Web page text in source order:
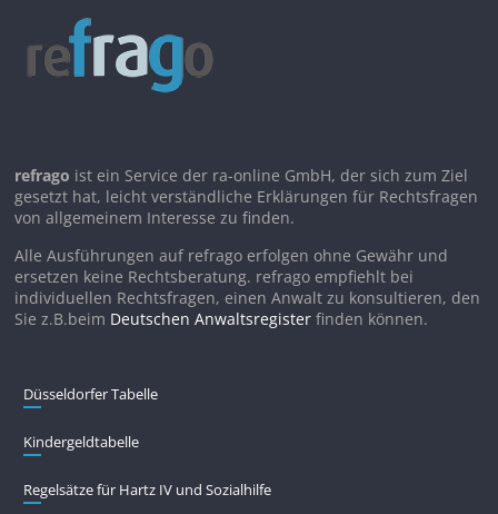
refrago ist ein Service der ra-online GmbH, der sich zum Ziel
gesetzt hat, leicht verständliche Erklärungen für Rechtsfragen
von allgemeinem Interesse zu finden.
Alle Ausführungen auf refrago erfolgen ohne Gewähr und
ersetzen keine Rechtsberatung. refrago empfiehlt bei
individuellen Rechtsfragen, einen Anwalt zu konsultieren, den
Sie z.B.beim Deutschen Anwaltsregister finden können.
Düsseldorfer Tabelle
Kindergeldtabelle
Regelsätze für Hartz IV und Sozialhilfe